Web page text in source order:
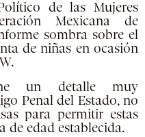
de las Mujeres
Mexicana de
sombra sobre el
de niñas en ocasión
un detalle muy
Penal del Estado, no
para permitir estas
de edad establecida.